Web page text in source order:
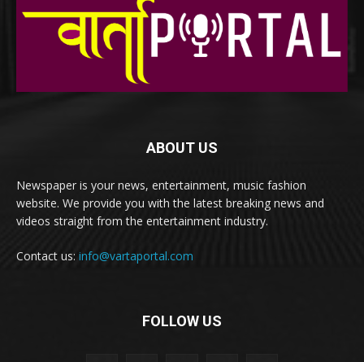
ABOUT US
Newspaper is your news, entertainment, music fashion
website. We provide you with the latest breaking news and
videos straight from the entertainment industry.
Contact us: info@vartaportal.com
FOLLOW US